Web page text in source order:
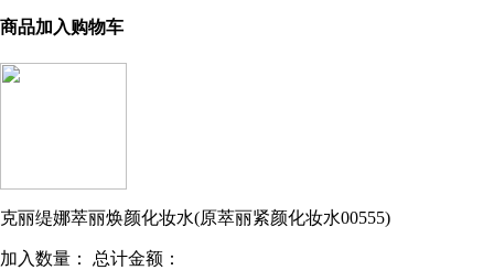
商品加入购物车
克丽缇娜萃丽焕颜化妆水(原萃丽紧颜化妆水00555)
加入数量： 总计金额：